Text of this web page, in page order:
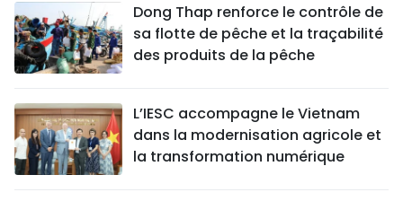
Dong Thap renforce le contrôle de
sa flotte de pêche et la traçabilité
des produits de la pêche
L’IESC accompagne le Vietnam
dans la modernisation agricole et
la transformation numérique